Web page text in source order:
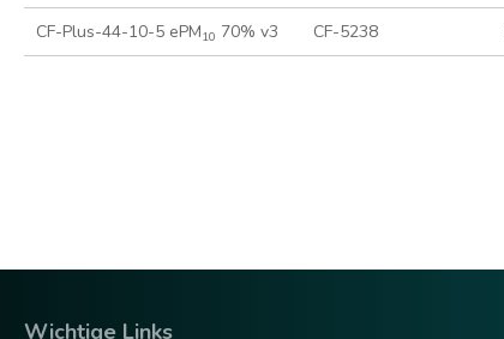
CF-Plus-44-10-5 ePM10 70% v3 CF-5238
Wichtige Links